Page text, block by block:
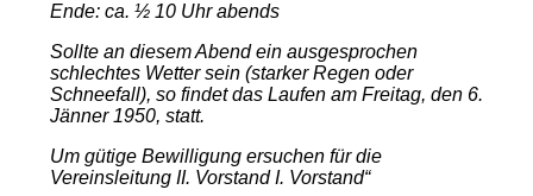
Ende: ca. ½ 10 Uhr abends
Sollte an diesem Abend ein ausgesprochen
schlechtes Wetter sein (starker Regen oder
Schneefall), so findet das Laufen am Freitag, den 6.
Jänner 1950, statt.
Um gütige Bewilligung ersuchen für die
Vereinsleitung II. Vorstand I. Vorstand“